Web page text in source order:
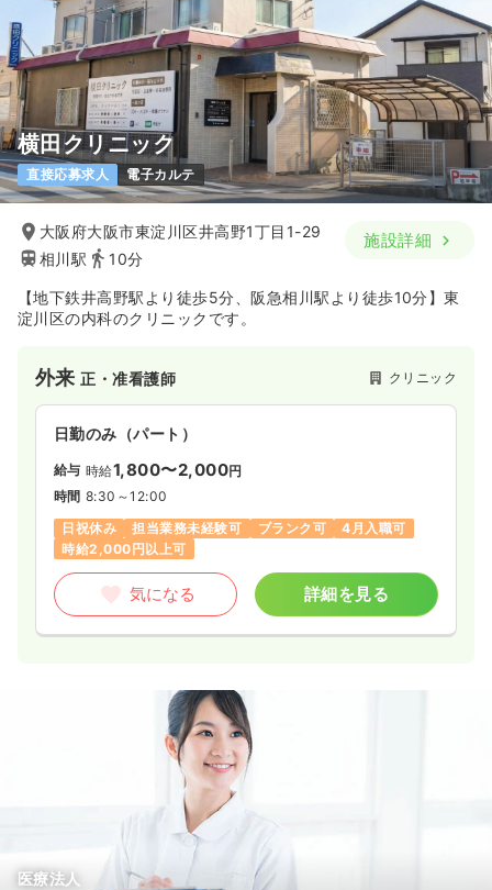
横田クリニック
直接応募求人 電子カルテ
大阪府大阪市東淀川区井高野1丁目1-29
相川駅
10分
施設詳細
【地下鉄井高野駅より徒歩5分、阪急相川駅より徒歩10分】東
淀川区の内科のクリニックです。
外来正・准看護師 クリニック
日勤のみ（パート）
給与 時給1,800〜2,000円
時間 8:30～12:00
日祝休み
担当業務未経験可 ブランク可
4月入職可
時給2,000円以上可
気になる 詳細を見る
医療法人